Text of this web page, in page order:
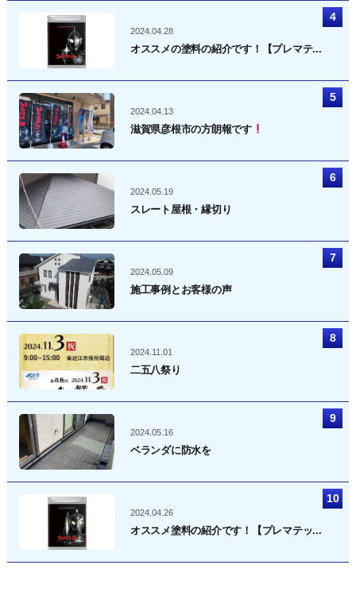
2024.04.28
オススメの塗料の紹介です！【プレマテ...
2024.04.13
滋賀県彦根市の方朗報です
2024.05.19
スレート屋根・縁切り
2024.05.09
施工事例とお客様の声
2024.11.01
二五八祭り
2024.05.16
ベランダに防水を
2024.04.26
オススメ塗料の紹介です！【プレマテッ...